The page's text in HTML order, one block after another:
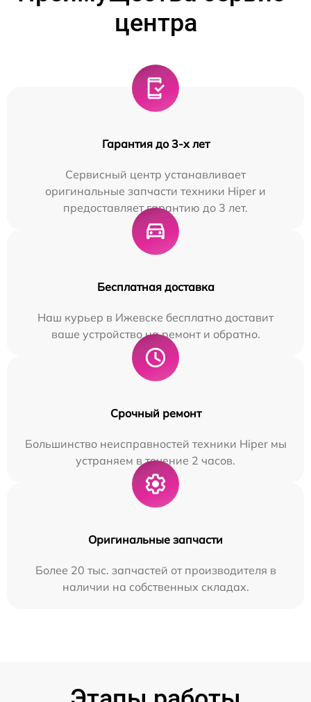
центра
Гарантия до 3-х лет
Сервисный центр устанавливает
оригинальные запчасти техники Hiper и
предоставляет гарантию до 3 лет.
Бесплатная доставка
Наш курьер в Ижевске бесплатно доставит
ваше устройство на ремонт и обратно.
Срочный ремонт
Большинство неисправностей техники Hiper мы
устраняем в течение 2 часов.
Оригинальные запчасти
Более 20 тыс. запчастей от производителя в
наличии на собственных складах.